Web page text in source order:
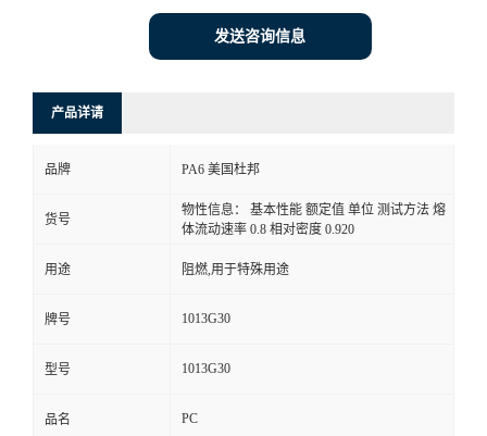
发送咨询信息
产品详请
品牌 PA6 美国杜邦
货号
物性信息： 基本性能 额定值 单位 测试方法 熔
体流动速率 0.8 相对密度 0.920
用途 阻燃,用于特殊用途
牌号 1013G30
型号 1013G30
品名 PC